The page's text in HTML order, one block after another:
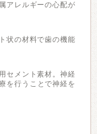
アレルギーの心配が
状の材料で歯の機能
セメント素材。神経
を行うことで神経を